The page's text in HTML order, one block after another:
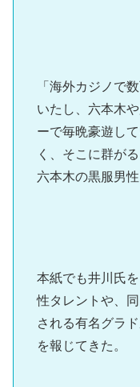
「海外カジノで
いたし、六本木
ーで毎晩豪遊し
く、そこに群が
六本木の黒服男性
本紙でも井川氏
性タレントや、
される有名グラ
を報じてきた。